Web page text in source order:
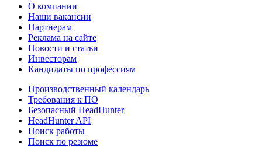
О компании
Наши вакансии
Партнерам
Реклама на сайте
Новости и статьи
Инвесторам
Кандидаты по профессиям
Производственный календарь
Требования к ПО
Безопасный HeadHunter
HeadHunter API
Поиск работы
Поиск по резюме